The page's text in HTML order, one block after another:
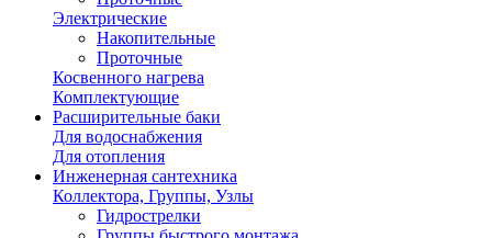
Электрические
Накопительные
Проточные
Косвенного нагрева
Комплектующие
Расширительные баки
Для водоснабжения
Для отопления
Инженерная сантехника
Коллектора, Группы, Узлы
Гидрострелки